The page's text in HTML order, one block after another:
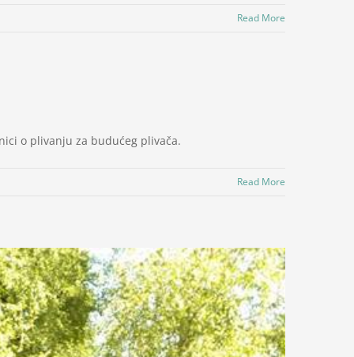
Read More
o plivanju za budućeg plivača.
Read More